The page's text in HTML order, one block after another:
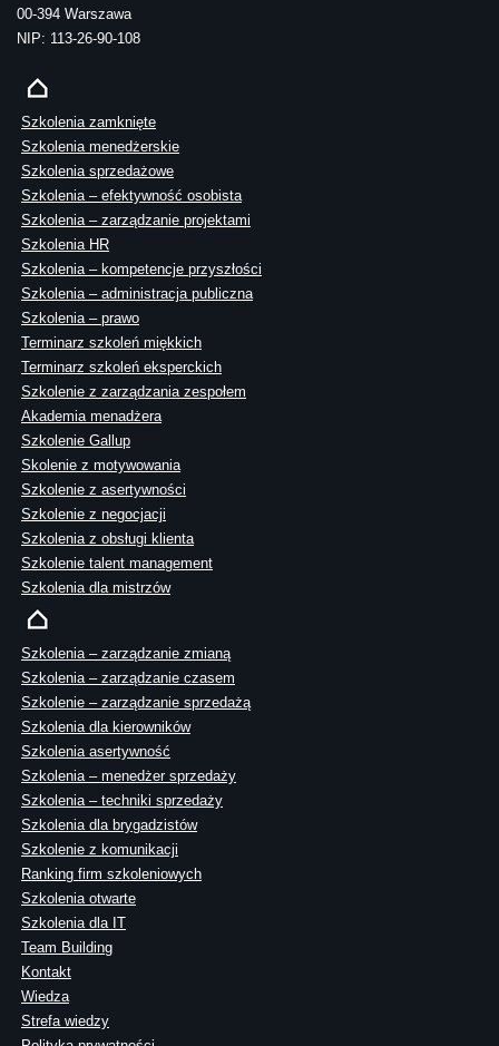
00-394 Warszawa
NIP: 113-26-90-108
Szkolenia zamknięte
Szkolenia menedżerskie
Szkolenia sprzedażowe
Szkolenia – efektywność osobista
Szkolenia – zarządzanie projektami
Szkolenia HR
Szkolenia – kompetencje przyszłości
Szkolenia – administracja publiczna
Szkolenia – prawo
Terminarz szkoleń miękkich
Terminarz szkoleń eksperckich
Szkolenie z zarządzania zespołem
Akademia menadżera
Szkolenie Gallup
Skolenie z motywowania
Szkolenie z asertywności
Szkolenie z negocjacji
Szkolenia z obsługi klienta
Szkolenie talent management
Szkolenia dla mistrzów
Szkolenia – zarządzanie zmianą
Szkolenia – zarządzanie czasem
Szkolenie – zarządzanie sprzedażą
Szkolenia dla kierowników
Szkolenia asertywność
Szkolenia – menedżer sprzedaży
Szkolenia – techniki sprzedaży
Szkolenia dla brygadzistów
Szkolenie z komunikacji
Ranking firm szkoleniowych
Szkolenia otwarte
Szkolenia dla IT
Team Building
Kontakt
Wiedza
Strefa wiedzy